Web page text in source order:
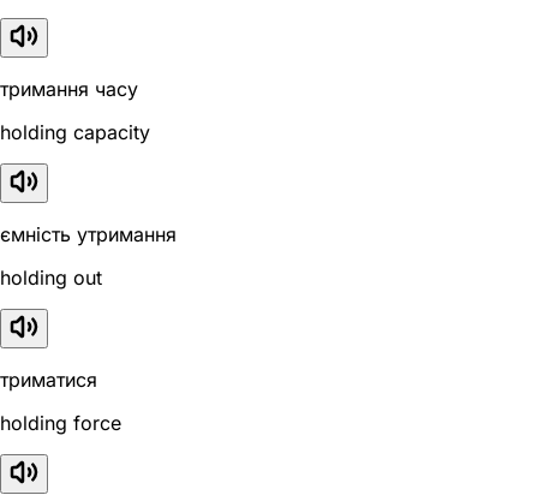
тримання часу
holding capacity
ємність утримання
holding out
триматися
holding force